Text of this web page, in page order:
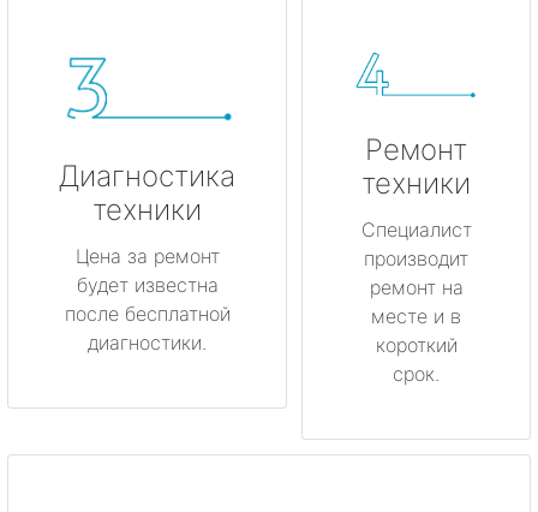
Диагностика
техники
Цена за ремонт
будет известна
после бесплатной
диагностики.
Ремонт
техники
Специалист
производит
ремонт на
месте и в
короткий
срок.